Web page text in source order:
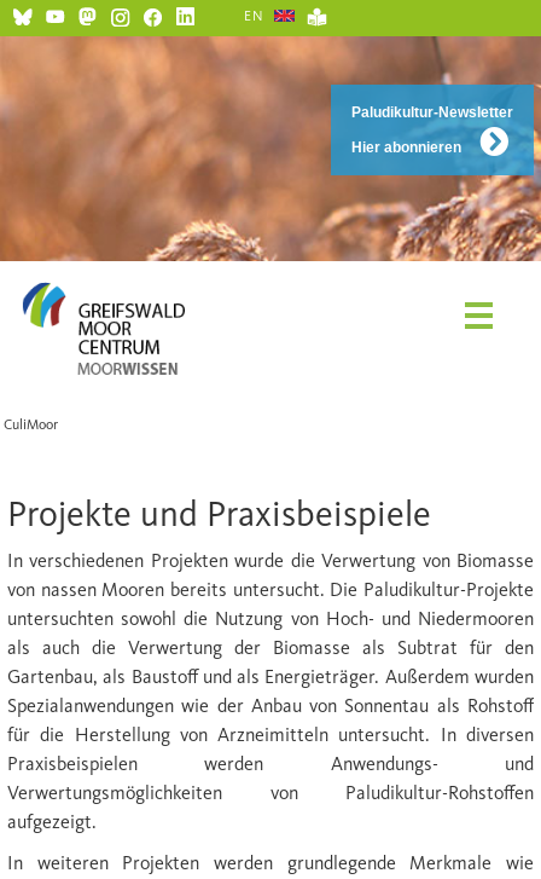
Paludikultur-Newsletter
Hier abonnieren
EN
CuliMoor
Projekte und Praxisbeispiele
In verschiedenen Projekten wurde die Verwertung von Biomasse
von nassen Mooren bereits untersucht. Die Paludikultur-Projekte
untersuchten sowohl die Nutzung von Hoch- und Niedermooren
als auch die Verwertung der Biomasse als Subtrat für den
Gartenbau, als Baustoff und als Energieträger. Außerdem wurden
Spezialanwendungen wie der Anbau von Sonnentau als Rohstoff
für die Herstellung von Arzneimitteln untersucht. In diversen
Praxisbeispielen werden Anwendungs- und
Verwertungsmöglichkeiten von Paludikultur-Rohstoffen
aufgezeigt.
In weiteren Projekten werden grundlegende Merkmale wie